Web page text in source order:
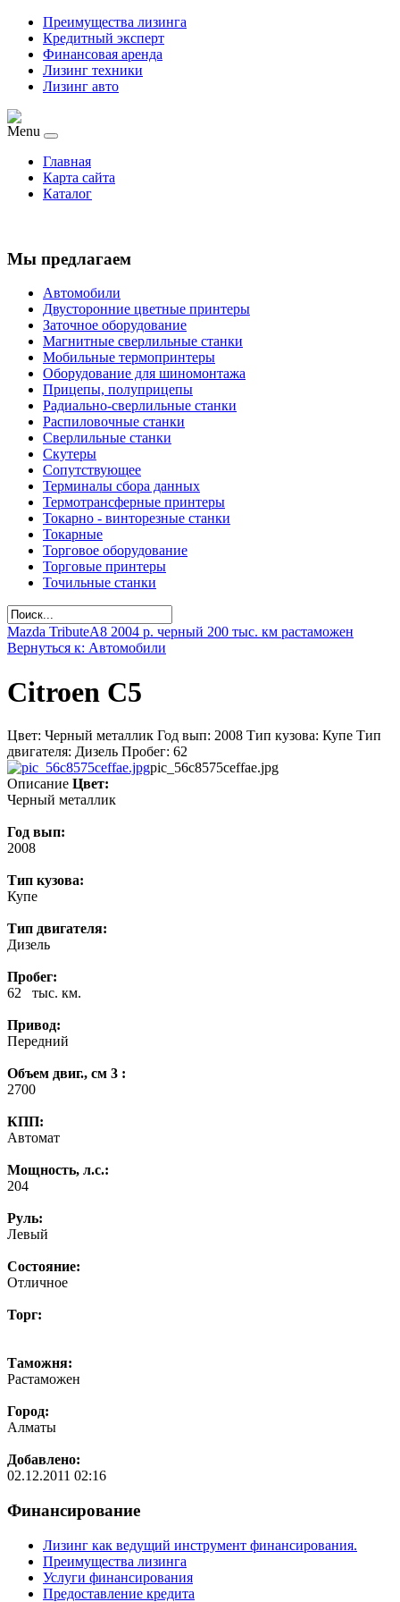
Преимущества лизинга
Кредитный эксперт
Финансовая аренда
Лизинг техники
Лизинг авто
Menu
Главная
Карта сайта
Каталог
Мы предлагаем
Автомобили
Двусторонние цветные принтеры
Заточное оборудование
Магнитные сверлильные станки
Мобильные термопринтеры
Оборудование для шиномонтажа
Прицепы, полуприцепы
Радиально-сверлильные станки
Распиловочные станки
Сверлильные станки
Скутеры
Сопутствующее
Терминалы сбора данных
Термотрансферные принтеры
Токарно - винторезные станки
Токарные
Торговое оборудование
Торговые принтеры
Точильные станки
Mazda TributeA8 2004 р. черный 200 тыс. км растаможен
Вернуться к: Автомобили
Citroen C5
Цвет: Черный металлик Год вып: 2008 Тип кузова: Купе Тип
двигателя: Дизель Пробег: 62
pic_56c8575ceffae.jpg
Описание Цвет:
Черный металлик
Год вып:
2008
Тип кузова:
Купе
Тип двигателя:
Дизель
Пробег:
62 тыс. км.
Привод:
Передний
Объем двиг., см 3 :
2700
КПП:
Автомат
Мощность, л.с.:
204
Руль:
Левый
Состояние:
Отличное
Торг:
Таможня:
Растаможен
Город:
Алматы
Добавлено:
02.12.2011 02:16
Финансирование
Лизинг как ведущий инструмент финансирования.
Преимущества лизинга
Услуги финансирования
Предоставление кредита